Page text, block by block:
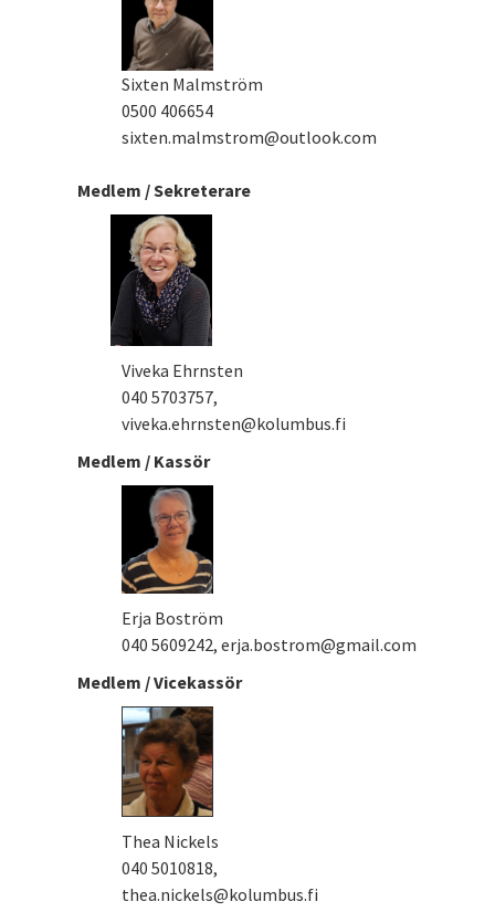
Sixten Malmström
0500 406654
sixten.malmstrom@outlook.com
Medlem / Sekreterare
Viveka Ehrnsten
040 5703757,
viveka.ehrnsten@kolumbus.fi
Medlem / Kassör
Erja Boström
040 5609242, erja.bostrom@gmail.com
Medlem / Vicekassör
Thea Nickels
040 5010818,
thea.nickels@kolumbus.fi